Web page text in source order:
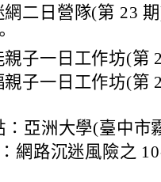
網二日營隊(第 23
親子一日工作坊(第
親子一日工作坊(第
：亞洲大學(臺中市
網路沉迷風險之